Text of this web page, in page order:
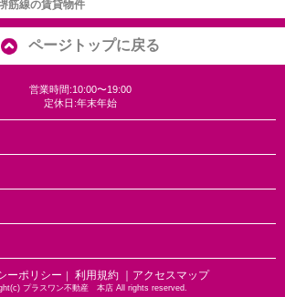
筋線の賃貸物件
ページトップに戻る
営業時間:10:00〜19:00
定休日:年末年始
ーポリシー ｜ 利用規約 ｜アクセスマップ
プラスワン不動産 本店 All rights reserved.